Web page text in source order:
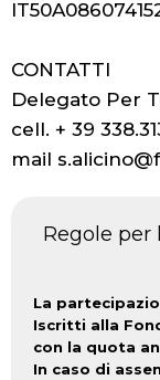
CONTATTI
Delegato Per
cell. + 39
mail
Regole
La
Iscritti alla
con la quota
In caso di